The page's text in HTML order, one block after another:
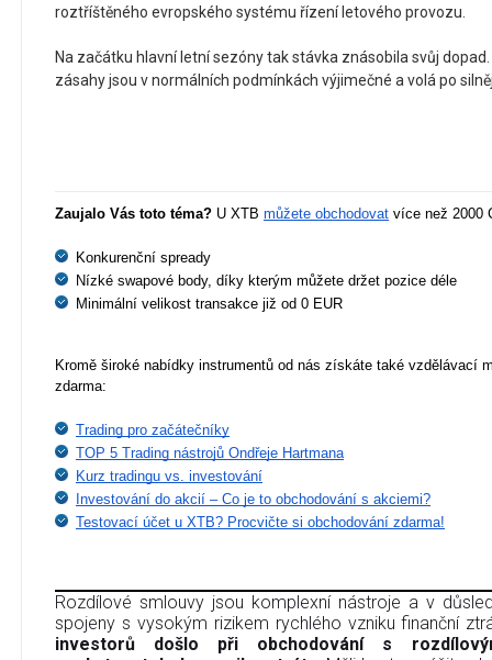
roztříštěného evropského systému řízení letového provozu.
Na začátku hlavní letní sezóny tak stávka znásobila svůj
zásahy jsou v normálních podmínkách výjimečné a volá po
Zaujalo Vás toto téma? U XTB můžete obchodovat více než 2000
Konkurenční spready
Nízké swapové body, díky kterým můžete držet pozice déle
Minimální velikost transakce již od 0 EUR
Kromě široké nabídky instrumentů od nás získáte také vzdělávací
zdarma:
Trading pro začátečníky
TOP 5 Trading nástrojů Ondřeje Hartmana
Kurz tradingu vs. investování
Investování do akcií – Co je to obchodování s akciemi?
Testovací účet u XTB? Procvičte si obchodování zdarma!
Rozdílové smlouvy jsou komplexní nástroje a v
spojeny s vysokým rizikem rychlého vzniku finanční
investorů došlo při obchodování s